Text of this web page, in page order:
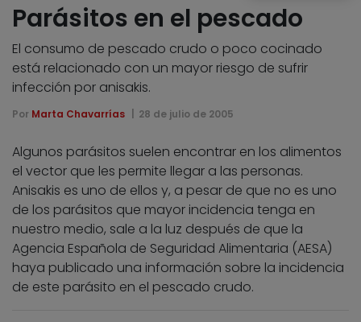
Parásitos en el pescado
El consumo de pescado crudo o poco cocinado
está relacionado con un mayor riesgo de sufrir
infección por anisakis.
Por Marta Chavarrías 28 de julio de 2005
Algunos parásitos suelen encontrar en los alimentos
el vector que les permite llegar a las personas.
Anisakis es uno de ellos y, a pesar de que no es uno
de los parásitos que mayor incidencia tenga en
nuestro medio, sale a la luz después de que la
Agencia Española de Seguridad Alimentaria (AESA)
haya publicado una información sobre la incidencia
de este parásito en el pescado crudo.